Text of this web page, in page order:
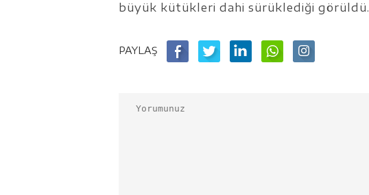
büyük kütükleri dahi sürüklediği görüldü.
PAYLAŞ